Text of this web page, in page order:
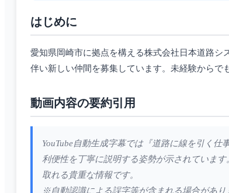
はじめに
愛知県岡崎市に拠点を構える株式会社日本道路シ
伴い新しい仲間を募集しています。未経験からで
動画内容の要約引用
YouTube自動生成字幕では『道路に線を引く
利便性を丁寧に説明する姿勢が示されていま
取れる貴重な情報です。
※自動認識による誤字等が含まれる場合があり